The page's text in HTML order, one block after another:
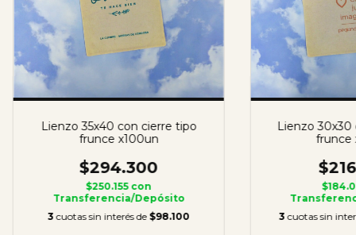
Lienzo 35x40 con cierre tipo
frunce x100un
$294.300
$250.155 con
Transferencia/Depósito
3 cuotas sin interés de $98.100
Lienzo
frunce
3 cuotas sin